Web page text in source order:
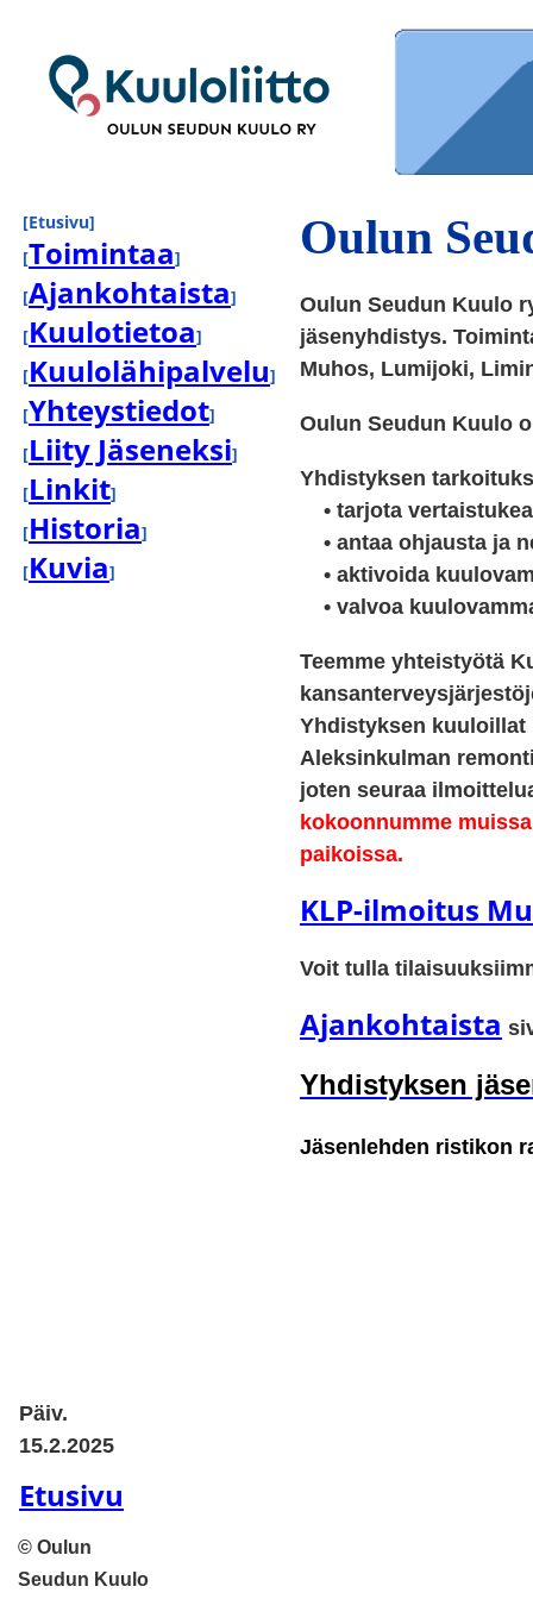
Oulun
Oulun Seudun Kuulo
jäsenyhdistys.
Muhos, Lumijoki,
Oulun Seudun Kuulo
Yhdistyksen
• tarjota vertaistukea
• antaa ohjausta ja
• aktivoida
• valvoa
Teemme yhteistyötä
Yhdistyksen kuuloillat
Aleksinkulman
joten seuraa
kokoonnumme
paikoissa.
KLP-ilmoitus
Voit tulla
Ajankohtaista
Yhdistyksen
Jäsenlehden ristikon
[Etusivu]
[Toimintaa]
[Ajankohtaista]
[Kuulotietoa]
[Kuulolähipalvelu]
[Yhteystiedot]
[Liity Jäseneksi]
[Linkit]
[Historia]
[Kuvia]
© Oulun
Seudun Kuulo
Etusivu
Päiv.
15.2.2025